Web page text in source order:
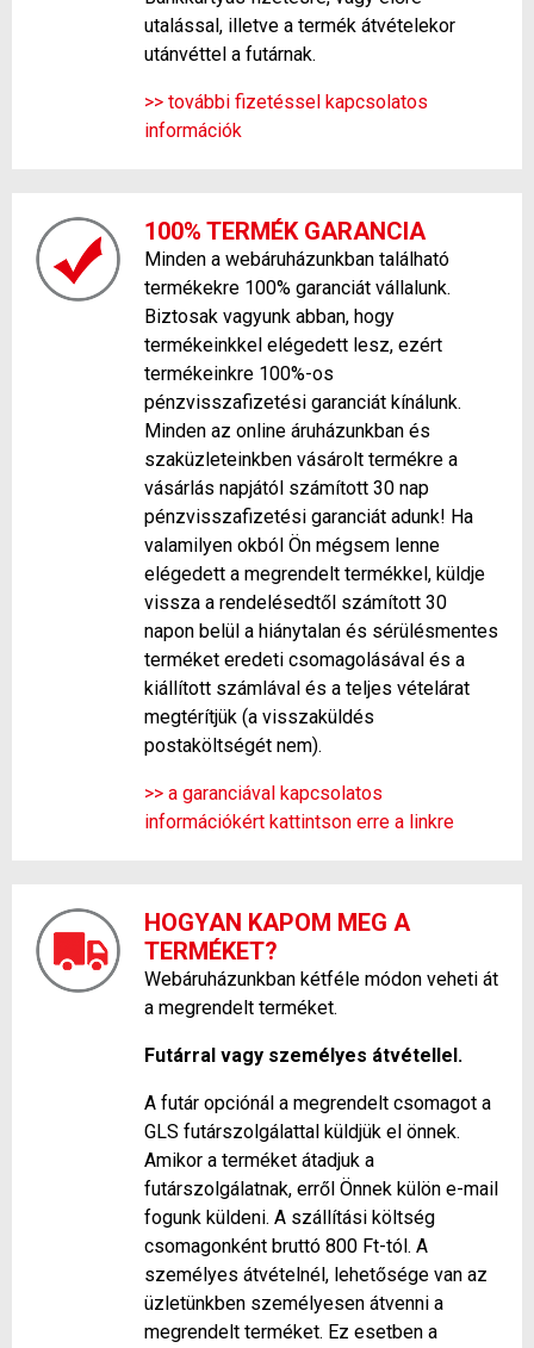
utalással, illetve a termék átvételekor
utánvéttel a futárnak.
>> további fizetéssel kapcsolatos
információk
100% TERMÉK GARANCIA
Minden a webáruházunkban található
termékekre 100% garanciát vállalunk.
Biztosak vagyunk abban, hogy
termékeinkkel elégedett lesz, ezért
termékeinkre 100%-os
pénzvisszafizetési garanciát kínálunk.
Minden az online áruházunkban és
szaküzleteinkben vásárolt termékre a
vásárlás napjától számított 30 nap
pénzvisszafizetési garanciát adunk! Ha
valamilyen okból Ön mégsem lenne
elégedett a megrendelt termékkel, küldje
vissza a rendelésedtől számított 30
napon belül a hiánytalan és sérülésmentes
terméket eredeti csomagolásával és a
kiállított számlával és a teljes vételárat
megtérítjük (a visszaküldés
postaköltségét nem).
>> a garanciával kapcsolatos
információkért kattintson erre a linkre
HOGYAN KAPOM MEG A
TERMÉKET?
Webáruházunkban kétféle módon veheti át
a megrendelt terméket.
Futárral vagy személyes átvétellel.
A futár opciónál a megrendelt csomagot a
GLS futárszolgálattal küldjük el önnek.
Amikor a terméket átadjuk a
futárszolgálatnak, erről Önnek külön e-mail
fogunk küldeni. A szállítási költség
csomagonként bruttó 800 Ft-tól. A
személyes átvételnél, lehetősége van az
üzletünkben személyesen átvenni a
megrendelt terméket. Ez esetben a